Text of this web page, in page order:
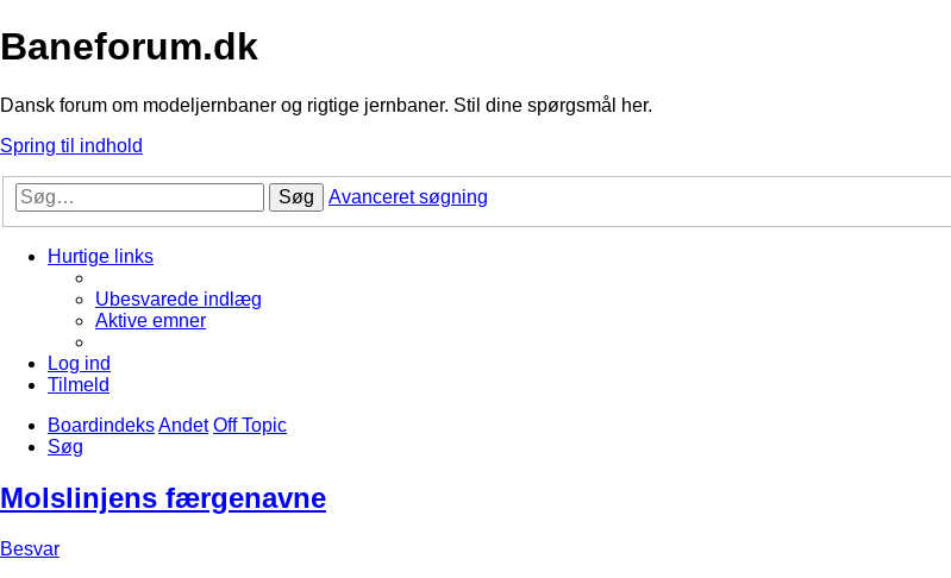
Baneforum.dk
Dansk forum om modeljernbaner og rigtige jernbaner. Stil dine spørgsmål her.
Spring til indhold
Søg Avanceret søgning
Hurtige links
Ubesvarede indlæg
Aktive emner
Log ind
Tilmeld
BoardindeksAndet Off Topic
Søg
Molslinjens færgenavne
Besvar